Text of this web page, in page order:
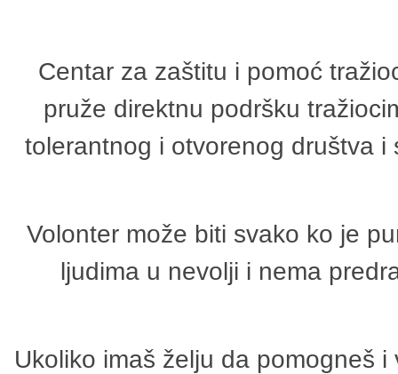
Centar za zaštitu i pomoć
pruže direktnu podršku
tolerantnog i otvorenog društva
Volonter može biti svako ko je
ljudima u nevolji i nema
Ukoliko imaš želju da pomogneš